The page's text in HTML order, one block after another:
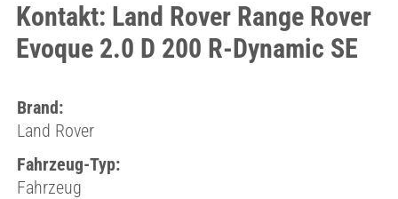
Kontakt: Land Rover Range Rover
Evoque 2.0 D 200 R-Dynamic SE
Brand:
Land Rover
Fahrzeug-Typ:
Fahrzeug